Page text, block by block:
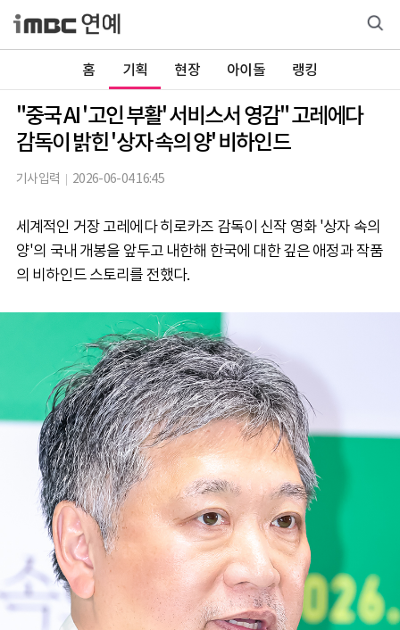
홈 기획 현장 아이돌 랭킹
"중국 AI '고인 부활' 서비스서 영감" 고레에다
감독이 밝힌 '상자 속의 양' 비하인드
기사입력 2026-06-04 16:45
세계적인 거장 고레에다 히로카즈 감독이 신작 영화 '상자 속의
양'의 국내 개봉을 앞두고 내한해 한국에 대한 깊은 애정과 작품
의 비하인드 스토리를 전했다.